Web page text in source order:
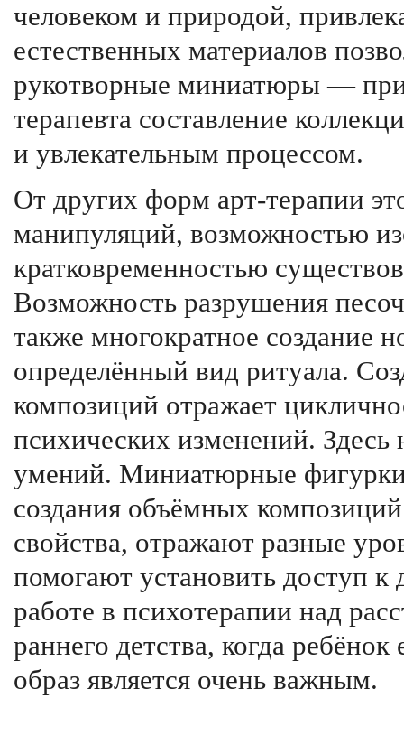
человеком и природой,
естественных материалов
рукотворные миниатюры —
терапевта составление
и увлекательным процессом.
От других форм арт-терапии
манипуляций, возможностью
кратковременностью
Возможность разрушения
также многократное создание
определённый вид ритуала.
композиций отражает
психических изменений. Здесь
умений. Миниатюрные
создания объёмных
свойства, отражают разные
помогают установить доступ
работе в психотерапии над
раннего детства, когда
образ является очень важным.